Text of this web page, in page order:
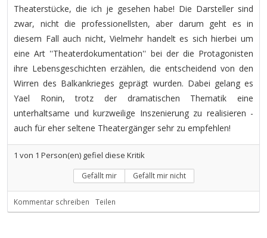
Theaterstücke, die ich je gesehen habe! Die Darsteller sind
zwar, nicht die professionellsten, aber darum geht es in
diesem Fall auch nicht, Vielmehr handelt es sich hierbei um
eine Art ''Theaterdokumentation'' bei der die Protagonisten
ihre Lebensgeschichten erzählen, die entscheidend von den
Wirren des Balkankrieges geprägt wurden. Dabei gelang es
Yael Ronin, trotz der dramatischen Thematik eine
unterhaltsame und kurzweilige Inszenierung zu realisieren -
auch für eher seltene Theatergänger sehr zu empfehlen!
1 von 1 Person(en) gefiel diese Kritik
Gefällt mir Gefällt mir nicht
Kommentar schreiben Teilen